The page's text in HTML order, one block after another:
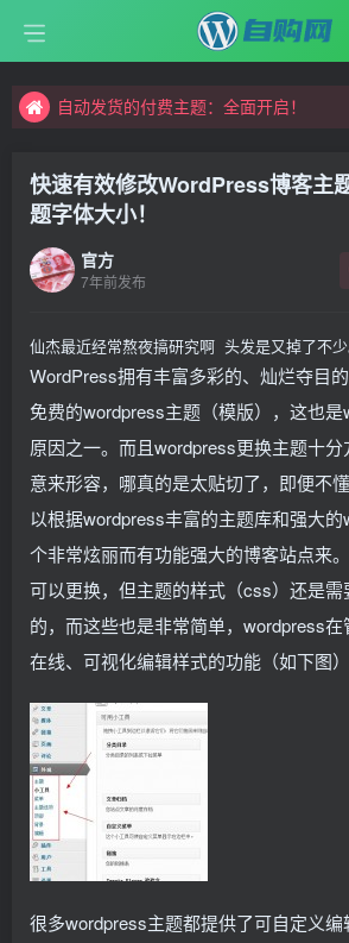
自动发货的付费主题：全面开启！
自购网，更专业的资源交易平台
自动发货的付费主题：全面开启！
快速有效修改WordPress博客主
题字体大小！
官方
7年前发布
仙杰最近经常熬夜搞研究啊 头发是又掉了不
WordPress拥有丰富多彩的、灿烂夺目
免费的wordpress主题（模版），这也
原因之一。而且wordpress更换主题十
意来形容，哪真的是太贴切了，即便不
以根据wordpress丰富的主题库和强大
个非常炫丽而有功能强大的博客站点来
可以更换，但主题的样式（css）还是
的，而这些也是非常简单，wordpress
在线、可视化编辑样式的功能（如下图）
很多wordpress主题都提供了可自定义编